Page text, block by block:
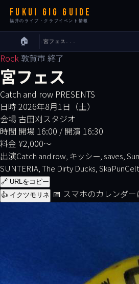
FUKUI GIG GUIDE
福井のライブ・クラブイベント情報
ライブ
カレンダー
会場
エリア
出演者
イベンターの皆様へ
🏠 ›宮フェス...
Rock 敦賀市 終了
宮フェス
Catch and row PRESENTS
日時 2026年8月1日（土）
会場 古田刈スタジオ
時間 開場 16:00 / 開演 16:30
料金 ¥2,000〜
出演Catch and row, キッシー, saves,
SUNTERIA, The Dirty Ducks,
🔗 URLをコピー
👍 イクツモリネ 📅 スマホのカレンダー